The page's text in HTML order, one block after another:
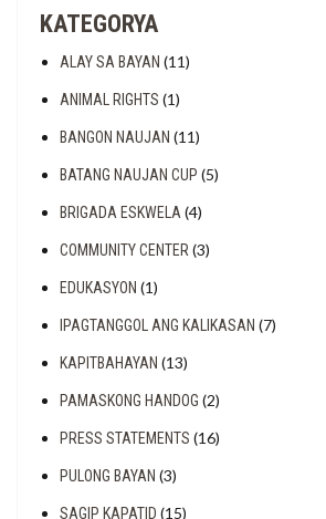
KATEGORYA
ALAY SA BAYAN (11)
ANIMAL RIGHTS (1)
BANGON NAUJAN (11)
BATANG NAUJAN CUP (5)
BRIGADA ESKWELA (4)
COMMUNITY CENTER (3)
EDUKASYON (1)
IPAGTANGGOL ANG KALIKASAN (7)
KAPITBAHAYAN (13)
PAMASKONG HANDOG (2)
PRESS STATEMENTS (16)
PULONG BAYAN (3)
SAGIP KAPATID (15)